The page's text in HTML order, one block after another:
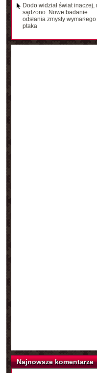
Dodo widział świat inaczej,
sądzono. Nowe badanie
odsłania zmysły wymarłego
ptaka
Najnowsze komentarze